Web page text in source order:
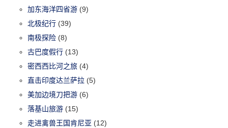
加东海洋四省游 (9)
北极纪行 (39)
南极探险 (8)
古巴度假行 (13)
密西西比河之旅 (4)
直击印度达兰萨拉 (5)
美加边境刀把游 (6)
落基山旅游 (15)
走进禽兽王国肯尼亚 (12)